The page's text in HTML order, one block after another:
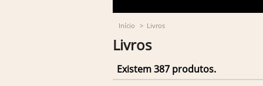
Início > Livros
Livros
Existem 387 produtos.